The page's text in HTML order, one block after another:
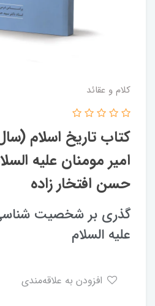
کلام و عقائد
امیر مومنان علیه
حسن افتخار زاده
گذری بر شخصیت
علیه السلام